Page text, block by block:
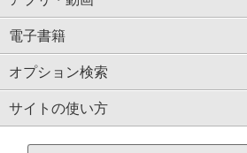
電子書籍
オプション検索
サイトの使い方